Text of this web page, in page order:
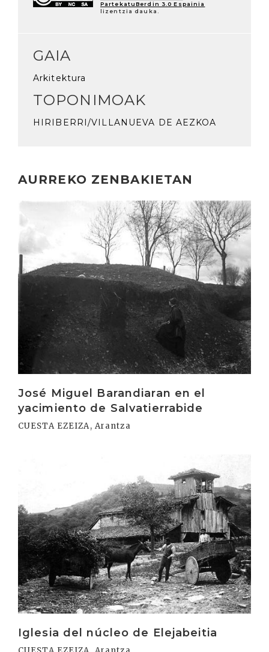
PartekatuBerdin 3.0 Espainia
lizentzia dauka.
GAIA
Arkitektura
TOPONIMOAK
HIRIBERRI/VILLANUEVA DE AEZKOA
AURREKO ZENBAKIETAN
José Miguel Barandiaran en el
yacimiento de Salvatierrabide
CUESTA EZEIZA, Arantza
Iglesia del núcleo de Elejabeitia